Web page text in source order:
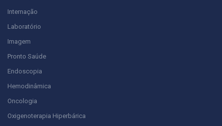
Internação
Laboratório
Imagem
Pronto Saúde
Endoscopia
Hemodinâmica
Oncologia
Oxigenoterapia Hiperbárica